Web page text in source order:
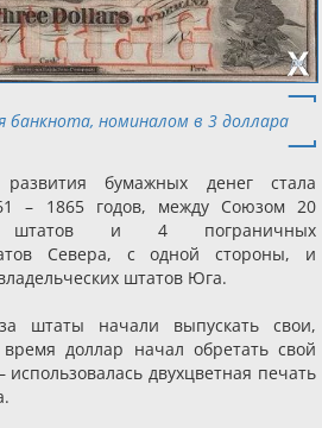
банкнота, номиналом в 3 доллара
бумажных денег стала
– 1865 годов, между Союзом 20
штатов и 4 пограничных
Севера, с одной стороны, и
штатов Юга.
штаты начали выпускать свои,
доллар начал обретать свой
двухцветная печать